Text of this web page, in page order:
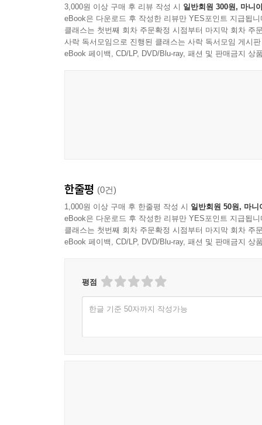
3,000원 이상 구매 후 리뷰 작성 시 일반회원 300원, 마니
eBook은 다운로드 후 작성한 리뷰만 YES포인트 지급됩니
클래스는 첫번째 회차 주문확정 시점부터 마지막 회차 주
사락 독서모임으로 진행된 클래스는 사락 독서모임 게시
eBook 페이백, CD/LP, DVD/Blu-ray, 패션 및 판매금지 상
한줄평 (0건)
1,000원 이상 구매 후 한줄평 작성 시 일반회원 50원, 마니
eBook은 다운로드 후 작성한 리뷰만 YES포인트 지급됩니
클래스는 첫번째 회차 주문확정 시점부터 마지막 회차 주
eBook 페이백, CD/LP, DVD/Blu-ray, 패션 및 판매금지 상
평점
한글 기준 50자까지 작성가능